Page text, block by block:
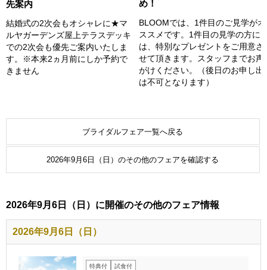
先案内
結婚式の2次会もオシャレに★マ
ルヤガーデンズ屋上テラスデッキ
での2次会も優先ご案内いたしま
す。※本来2ヵ月前にしか予約で
きません
め！
BLOOMでは、1件目のご見学がオ
ススメです。1件目の見学の方に
は、特別なプレゼントをご用意さ
せて頂きます。スタッフまでお声
がけください。（後日のお申し出
は不可となります）
ブライダルフェア一覧へ戻る
2026年9月6日（日）のその他のフェアを確認する
2026年9月6日（日）に開催のその他のフェア情報
2026年9月6日（日）
特典付 試食付